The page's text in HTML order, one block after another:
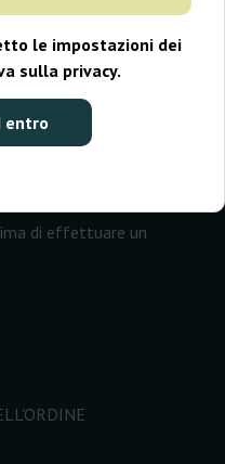
le impostazioni dei
sulla privacy.
entro
di effettuare un